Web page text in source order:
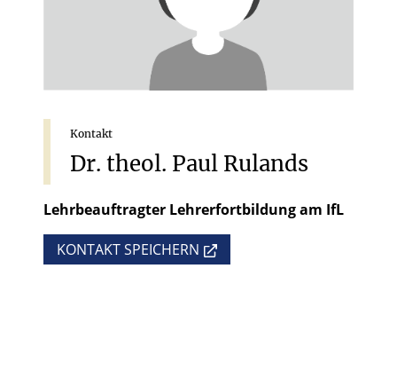
Kontakt
Dr. theol. Paul Rulands
Lehrbeauftragter Lehrerfortbildung am IfL
KONTAKT SPEICHERN